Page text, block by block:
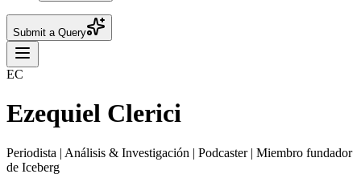
Submit a Query
EC
Ezequiel Clerici
Periodista | Análisis & Investigación | Podcaster | Miembro fundador
de Iceberg